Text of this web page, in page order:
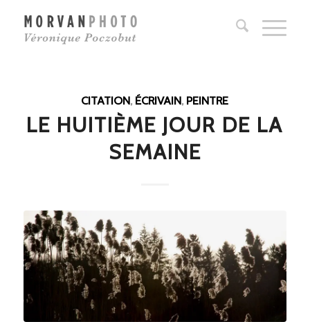
CITATION, ÉCRIVAIN, PEINTRE
LE HUITIÈME JOUR DE LA
SEMAINE